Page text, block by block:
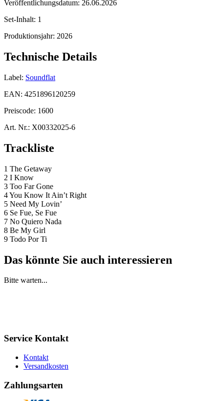
Veröffentlichungsdatum: 26.06.2026
Set-Inhalt: 1
Produktionsjahr: 2026
Technische Details
Label: Soundflat
EAN: 4251896120259
Preiscode: 1600
Art. Nr.: X00332025-6
Trackliste
1 The Getaway
2 I Know
3 Too Far Gone
4 You Know It Ain’t Right
5 Need My Lovin’
6 Se Fue, Se Fue
7 No Quiero Nada
8 Be My Girl
9 Todo Por Ti
Das könnte Sie auch interessieren
Bitte warten...
Service Kontakt
Kontakt
Versandkosten
Zahlungsarten